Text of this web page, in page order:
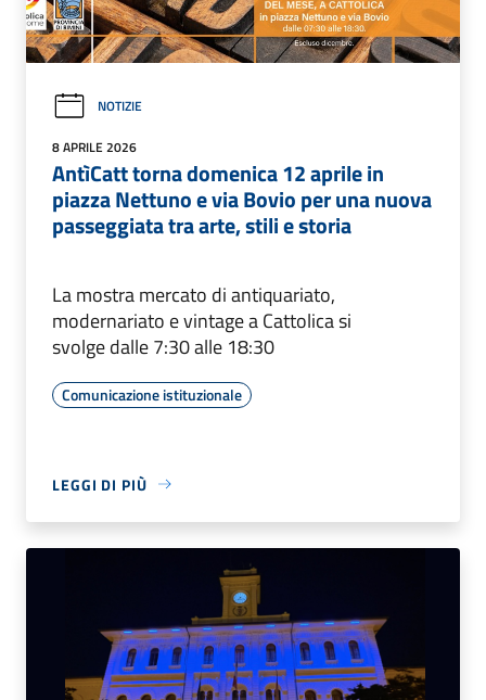
NOTIZIE
8 APRILE 2026
AntìCatt torna domenica 12 aprile in
piazza Nettuno e via Bovio per una nuova
passeggiata tra arte, stili e storia
La mostra mercato di antiquariato,
modernariato e vintage a Cattolica si
svolge dalle 7:30 alle 18:30
Comunicazione istituzionale
LEGGI DI PIÙ